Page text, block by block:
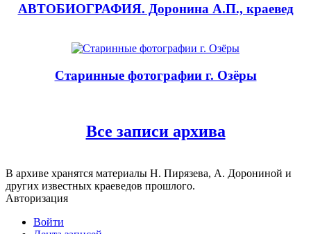
АВТОБИОГРАФИЯ. Доронина А.П., краевед
Старинные фотографии г. Озёры
Все записи архива
В архиве хранятся материалы Н. Пирязева, А. Дорониной и
других известных краеведов прошлого.
Авторизация
Войти